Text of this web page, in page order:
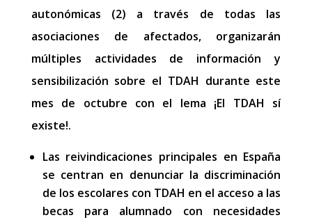
autonómicas (2) a través de todas las
asociaciones de afectados, organizarán
múltiples actividades de información y
sensibilización sobre el TDAH durante este
mes de octubre con el lema ¡El TDAH sí
existe!.
Las reivindicaciones principales en España
se centran en denunciar la discriminación
de los escolares con TDAH en el acceso a las
becas para alumnado con necesidades